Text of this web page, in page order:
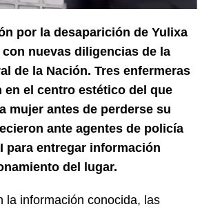
por la desaparición de Yulixa
con nuevas diligencias de la
de la Nación. Tres enfermeras
en el centro estético del que
mujer antes de perderse su
ante agentes de policía
para entregar información
del lugar.
la información conocida, las